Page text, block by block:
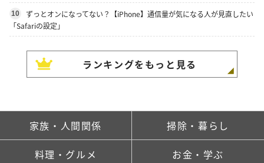
10
ずっとオンになってない？【iPhone】通信量が気になる人が見直したい
「Safariの設定」
ランキングをもっと見る
家族・人間関係 掃除・暮らし
料理・グルメ お金・学ぶ